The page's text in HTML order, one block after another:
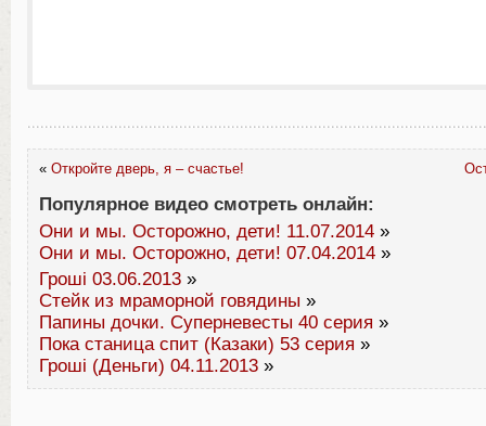
« Откройте дверь, я – счастье!
Популярное видео смотреть онлайн:
Они и мы. Осторожно, дети! 11.07.2014 »
Они и мы. Осторожно, дети! 07.04.2014 »
Гроші 03.06.2013 »
Стейк из мраморной говядины »
Папины дочки. Суперневесты 40 серия »
Пока станица спит (Казаки) 53 серия »
Гроші (Деньги) 04.11.2013 »